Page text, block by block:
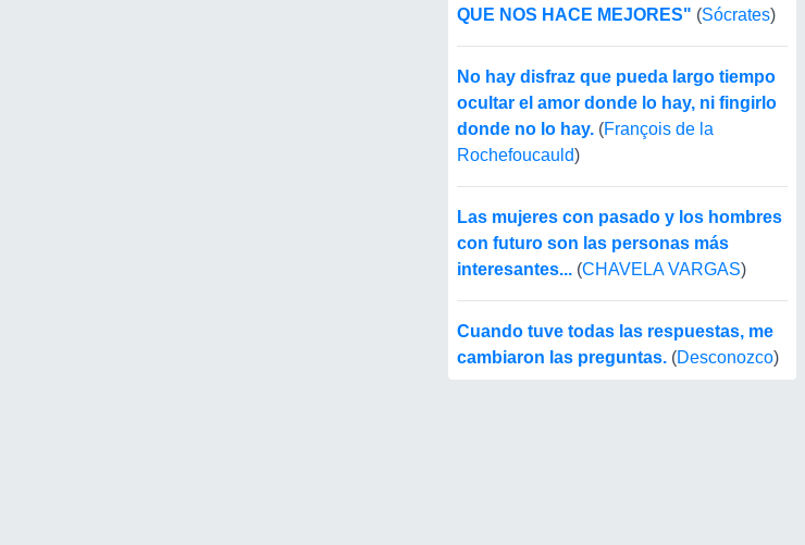
QUE NOS HACE MEJORES" (Sócrates)
No hay disfraz que pueda largo tiempo
ocultar el amor donde lo hay, ni fingirlo
donde no lo hay. (François de la
Rochefoucauld)
Las mujeres con pasado y los hombres
con futuro son las personas más
interesantes... (CHAVELA VARGAS)
Cuando tuve todas las respuestas, me
cambiaron las preguntas. (Desconozco)